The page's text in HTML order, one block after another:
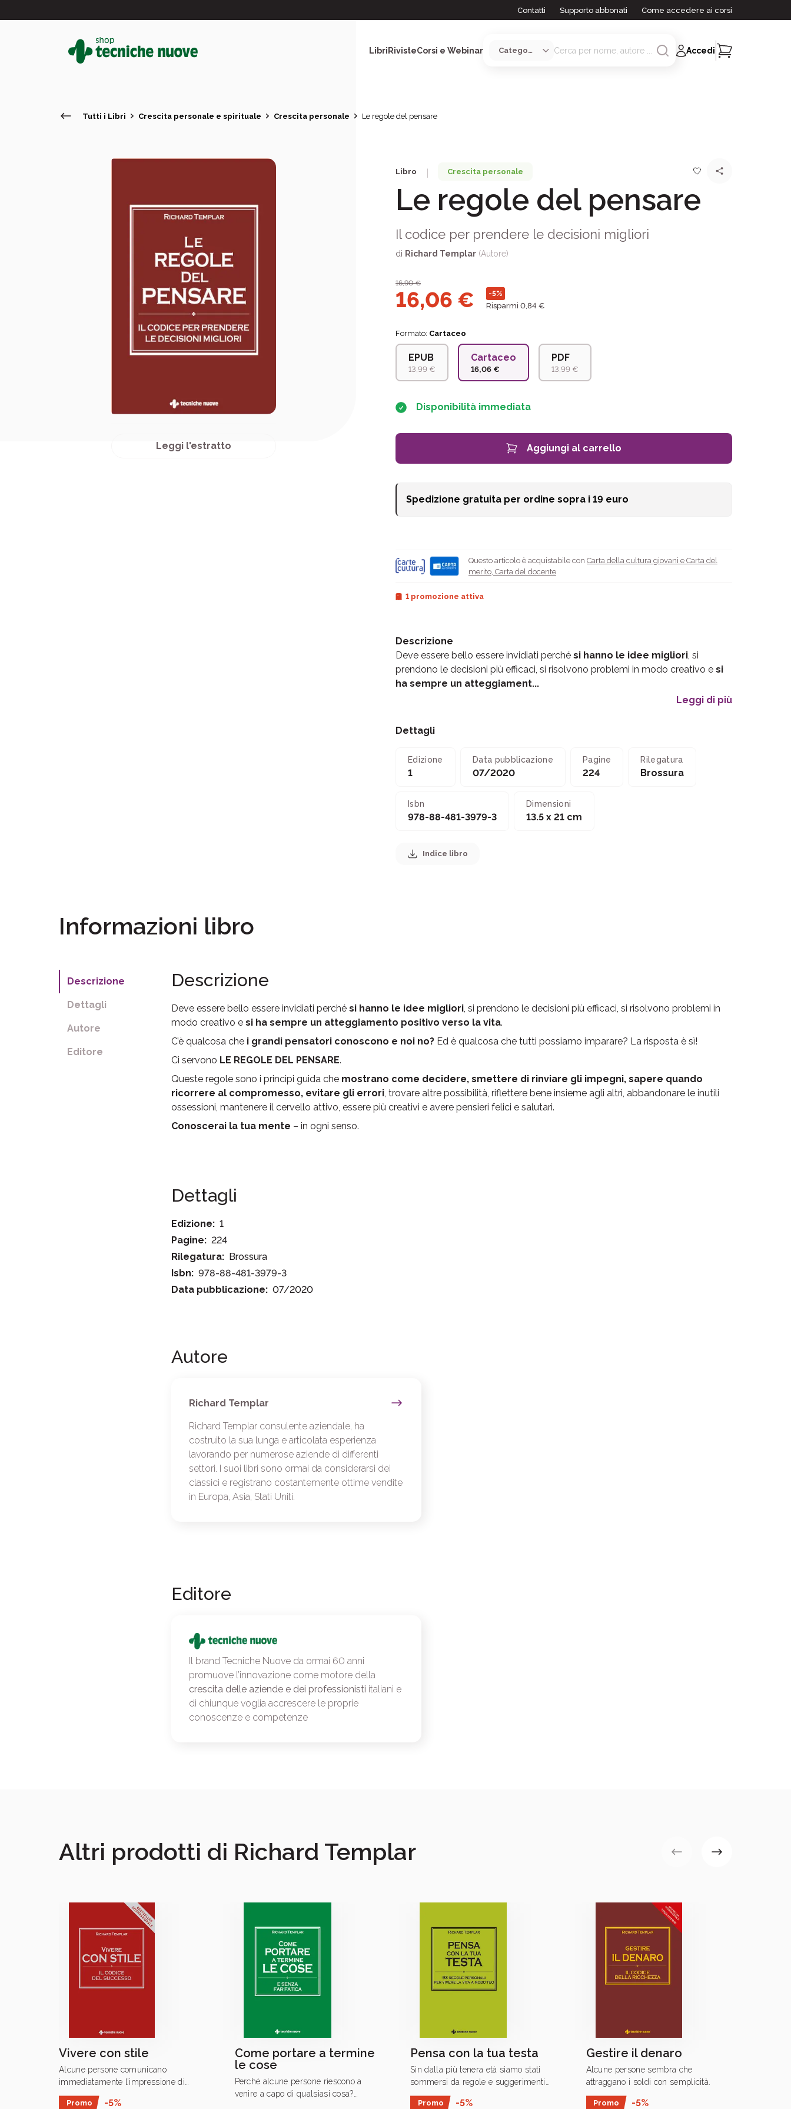
Contatti Supporto abbonati Come accedere ai corsi
LibriRivisteCorsi e Webinar Accedi
Tutti i Libri Crescita personale e spirituale Crescita personale Le regole del pensare
Leggi l'estratto
Libro Crescita personale
Le regole del pensare
Il codice per prendere le decisioni migliori
di Richard Templar (Autore)
16,90€
16,06 € -5%
Risparmi 0,84 €
Formato: Cartaceo
EPUB
13,99 €
Cartaceo
16,06 €
PDF
13,99 €
Disponibilità immediata
Aggiungi al carrello
Spedizione gratuita per ordine sopra i 19 euro
Questo articolo è acquistabile con Carta della cultura giovani e Carta del
merito, Carta del docente
1 promozione attiva
Descrizione
Deve essere bello essere invidiati perché si hanno le idee migliori, si
prendono le decisioni più efficaci, si risolvono problemi in modo creativo e si
ha sempre un atteggiament...
Leggi di più
Dettagli
Edizione
1
Data pubblicazione
07/2020
Pagine
224
Rilegatura
Brossura
Isbn
978-88-481-3979-3
Dimensioni
13.5 x 21 cm
Indice libro
Informazioni libro
Descrizione
Dettagli
Autore
Editore
Descrizione
Deve essere bello essere invidiati perché si hanno le idee migliori, si prendono le decisioni più efficaci, si risolvono problemi in
modo creativo e si ha sempre un atteggiamento positivo verso la vita.
C’è qualcosa che i grandi pensatori conoscono e noi no?Ed è qualcosa che tutti possiamo imparare? La risposta è sì!
Ci servono LE REGOLE DEL PENSARE.
Queste regole sono i principi guida che mostrano come decidere, smettere di rinviare gli impegni, sapere quando
ricorrere al compromesso, evitare gli errori, trovare altre possibilità, riflettere bene insieme agli altri, abbandonare le inutili
ossessioni, mantenere il cervello attivo, essere più creativi e avere pensieri felici e salutari.
Conoscerai la tua mente – in ogni senso.
Dettagli
Edizione: 1
Pagine: 224
Rilegatura: Brossura
Isbn: 978-88-481-3979-3
Data pubblicazione: 07/2020
Autore
Richard Templar
Richard Templar consulente aziendale, ha
costruito la sua lunga e articolata esperienza
lavorando per numerose aziende di differenti
settori. I suoi libri sono ormai da considerarsi dei
classici e registrano costantemente ottime vendite
in Europa, Asia, Stati Uniti.
Editore
Il brand Tecniche Nuove da ormai 60 anni
promuove l’innovazione come motore della
crescita delle aziende e dei professionisti italiani e
di chiunque voglia accrescere le proprie
conoscenze e competenze
Altri prodotti di Richard Templar
Vivere con stile
Alcune persone comunicano
immediatamente l’impressione di
saper vivere bene.
Promo -5%
Come portare a termine
le cose
Perché alcune persone riescono a
venire a capo di qualsiasi cosa?
Pensa con la tua testa
Sin dalla più tenera età siamo stati
sommersi da regole e suggerimenti
da seguire dettati delle altre persone: i
genitori, gli insegnanti, gli amici, i
Promo -5%
Gestire il denaro
Alcune persone sembra che
attraggano i soldi con semplicità.
Promo -5%